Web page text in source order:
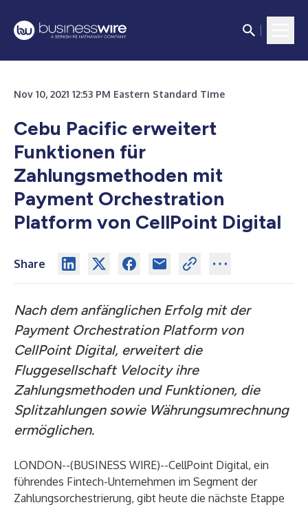
Nov 10, 2021 12:53 PM Eastern Standard Time
Cebu Pacific erweitert
Funktionen für
Zahlungsmethoden mit
Payment Orchestration
Platform von CellPoint Digital
Share
Nach dem anfänglichen Erfolg mit der
Payment Orchestration Platform von
CellPoint Digital, erweitert die
Fluggesellschaft Velocity ihre
Zahlungsmethoden und Funktionen, die
Splitzahlungen sowie Währungsumrechnung
ermöglichen.
LONDON--(BUSINESS WIRE)--CellPoint Digital, ein
führendes Fintech-Unternehmen im Segment der
Zahlungsorchestrierung, gibt heute die nächste Etappe